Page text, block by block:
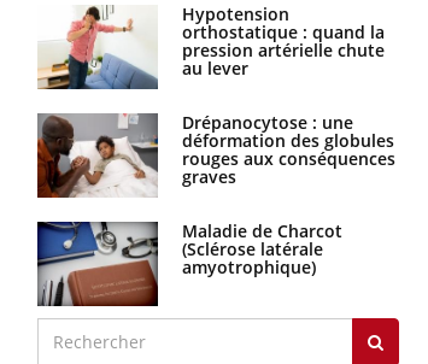
Hypotension
orthostatique : quand la
pression artérielle chute
au lever
Drépanocytose : une
déformation des globules
rouges aux conséquences
graves
Maladie de Charcot
(Sclérose latérale
amyotrophique)